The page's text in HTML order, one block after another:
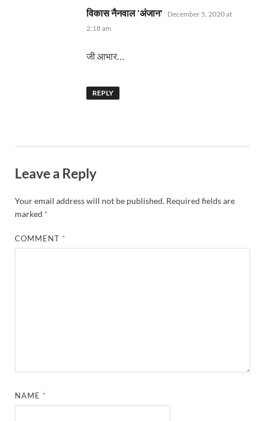
विकास नैनवाल 'अंजान' says:
December 5, 2020 at
2:18 am
जी आभार…
REPLY
Leave a Reply
Your email address will not be published. Required fields are
marked *
COMMENT *
NAME *